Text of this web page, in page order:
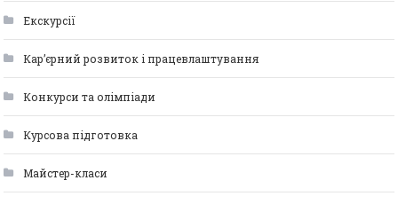
Екскурсії
Кар’єрний розвиток і працевлаштування
Конкурси та олімпіади
Курсова підготовка
Майстер-класи